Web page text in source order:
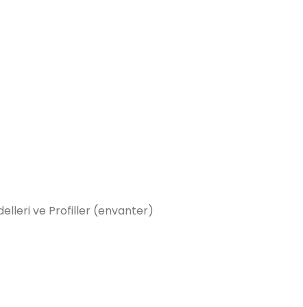
ve Profiller (envanter)